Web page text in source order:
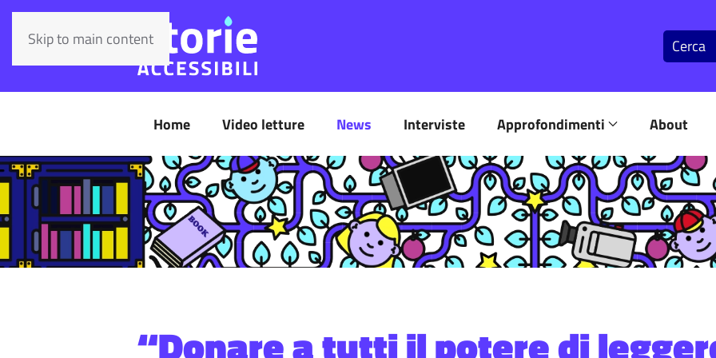
Skip to main content
Home Video letture News Interviste Approfondimenti About